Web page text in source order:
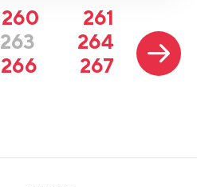
260
261
263
264
266
267